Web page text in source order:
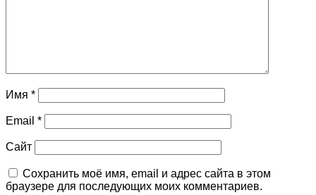
Имя *
Email *
Сайт
Сохранить моё имя, email и адрес сайта в этом
браузере для последующих моих комментариев.